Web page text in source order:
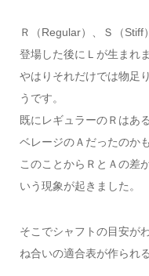
Ｒ（Regular）、Ｓ（
登場した後にＬが生まれま
やはりそれだけでは物足
うです。
既にレギュラーのＲはあ
ベレージのＡだったのか
このことからＲとＡの差
いう現象が起きました。
そこでシャフトの目安が
ね合いの適合表が作られ